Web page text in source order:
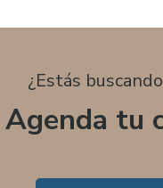
¿Estás
Agenda tu